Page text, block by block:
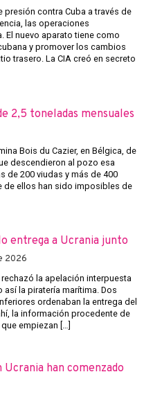
contra Cuba a través de
las operaciones
nuevo aparato tiene como
y promover los cambios
trasero. La CIA creó en secreto
2,5 toneladas mensuales
Bois du Cazier, en Bélgica, de
descendieron al pozo esa
de 200 viudas y más de 400
de ellos han sido imposibles de
entrega a Ucrania junto
2026
la apelación interpuesta
la piratería marítima. Dos
ordenaban la entrega del
la información procedente de
empiezan […]
Ucrania han comenzado